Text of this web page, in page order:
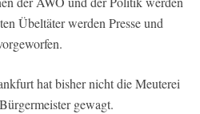
Übeltäter werden Presse und
hat bisher nicht die Meuterei
gewagt.